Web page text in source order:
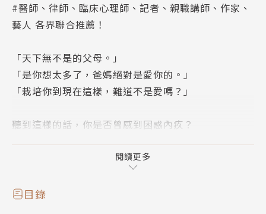
#醫師、律師、臨床心理師、記者、親職講師、作家、
藝人 各界聯合推薦！
「天下無不是的父母。」
「是你想太多了，爸媽絕對是愛你的。」
「栽培你到現在這樣，難道不是愛嗎？」
聽到這樣的話，你是否曾感到困惑內疚？
己有問題？在應該要能體會被愛的家庭裡，獨自體會著
閱讀更多
目錄